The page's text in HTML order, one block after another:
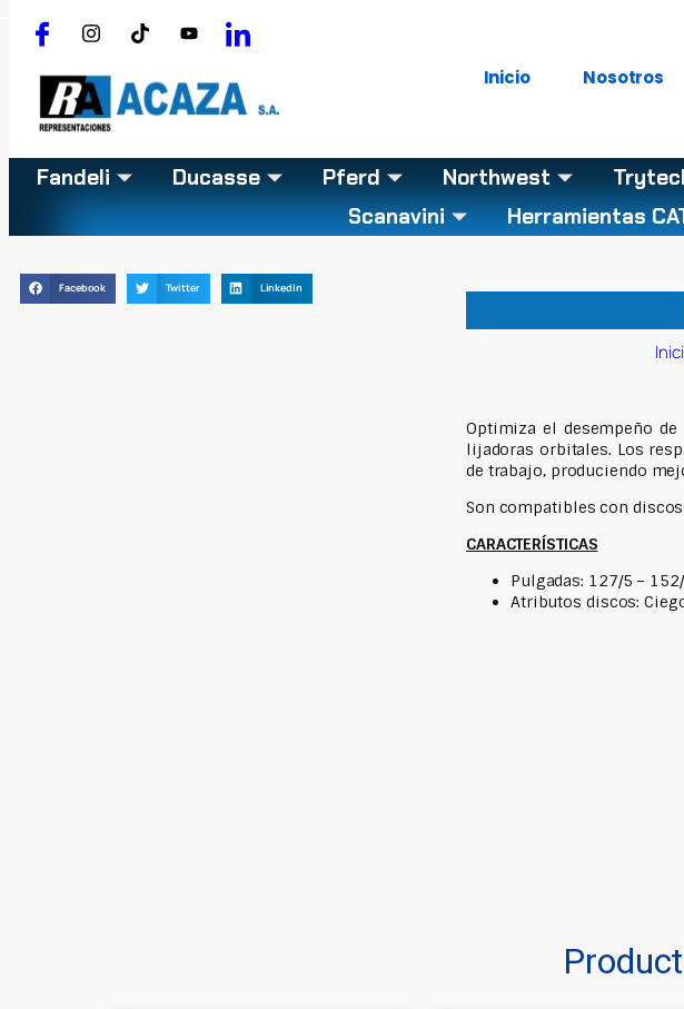
Inicio Nosotros
Fandeli Ducasse Pferd Northwest
Scanavini
Herramientas
Facebook Twitter LinkedIn
Optimiza el desempeño
lijadoras orbitales. Los
de trabajo, produciendo
Son compatibles con
CARACTERÍSTICAS
Pulgadas: 127/5 –
Atributos discos: